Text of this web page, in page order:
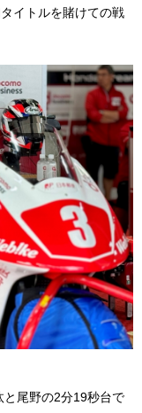
イトルを賭けての戦
尾野の2分19秒台で